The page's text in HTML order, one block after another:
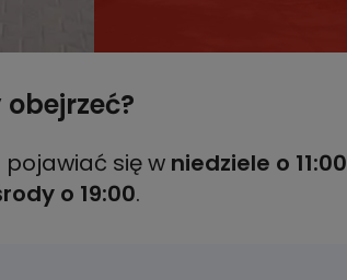
się w niedziele o 11:00
o 19:00.